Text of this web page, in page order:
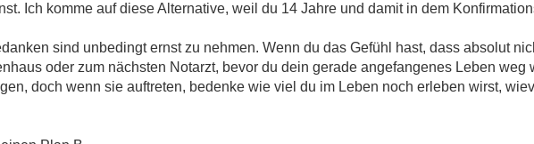
Ich komme auf diese Alternative, weil du 14 Jahre und damit in dem
sind unbedingt ernst zu nehmen. Wenn du das Gefühl hast, dass absolut
oder zum nächsten Notarzt, bevor du dein gerade angefangenes Leben weg
doch wenn sie auftreten, bedenke wie viel du im Leben noch erleben wirst,